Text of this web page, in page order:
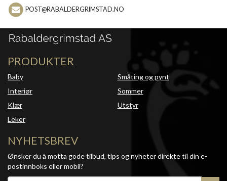
POST@RABALDERGRIMSTAD.NO
PRODUKTER
Baby
Interiør
Klær
Leker
Småting og pynt
Sommer
Utstyr
NYHETSBREV
Ønsker du å motta gode tilbud, tips og nyheter direkte til din e-
postinnboks eller mobil?